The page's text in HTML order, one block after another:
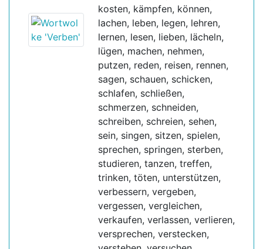
kosten, kämpfen, können,
lachen, leben, legen, lehren,
lernen, lesen, lieben, lächeln,
lügen, machen, nehmen,
putzen, reden, reisen, rennen,
sagen, schauen, schicken,
schlafen, schließen,
schmerzen, schneiden,
schreiben, schreien, sehen,
sein, singen, sitzen, spielen,
sprechen, springen, sterben,
studieren, tanzen, treffen,
trinken, töten, unterstützen,
verbessern, vergeben,
vergessen, vergleichen,
verkaufen, verlassen, verlieren,
versprechen, verstecken,